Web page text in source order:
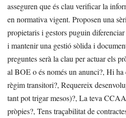
asseguren que és clau verificar la
en normativa vigent. Proposen una
propietaris i gestors puguin
i mantenir una gestió sòlida i
preguntes serà la clau per actuar els
al BOE o és només un anunci?, Hi ha
règim transitori?, Requereix
tant pot trigar mesos)?, La teva
pròpies?, Tens traçabilitat de